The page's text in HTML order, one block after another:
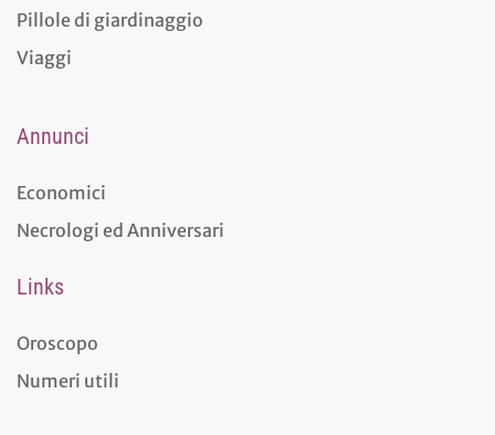
Pillole di giardinaggio
Viaggi
Annunci
Economici
Necrologi ed Anniversari
Links
Oroscopo
Numeri utili